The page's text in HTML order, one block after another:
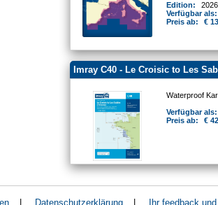
Edition:
2026
Verfügbar als:
Preis ab:
€
Imray C40 - Le Croisic to Les
Waterproof
Verfügbar als:
Preis ab:
€
| Datenschutzerklärung | Ihr feedback